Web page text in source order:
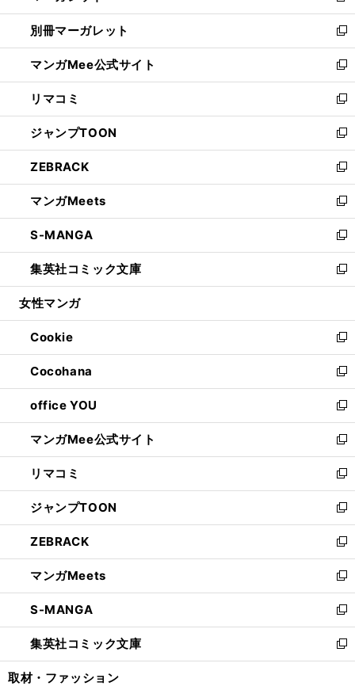
開
く
ウ
で
開
く
ウ
ィ
ン
ド
ウ
で
開
く
し
い
ウ
ィ
ン
ド
ウ
で
開
く
別冊マーガレット
新
し
い
ウ
ィ
ン
ド
ウ
で
開
く
マンガMee公式サイト
新
し
い
ウ
ィ
ン
ド
ウ
で
開
く
リマコミ
新
し
い
ウ
ィ
ン
ド
ウ
で
開
く
ジャンプTOON
新
し
い
ウ
ィ
ン
ド
ウ
で
開
ZEBRACK
新
し
い
ウ
ィ
ン
ド
ウ
開
く
マンガMeets
新
し
い
ウ
ィ
ン
ウ
で
開
く
S-MANGA
新
し
い
ウ
ン
ド
ウ
で
開
く
集英社コミック文庫
新
し
ウ
ィ
ン
ド
ウ
で
開
く
女性マンガ
Cookie
新
し
い
ウ
ィ
ン
ド
ウ
で
開
く
Cocohana
新
し
い
ウ
ィ
ン
ド
ウ
で
開
く
office YOU
新
し
い
ウ
ィ
ン
ド
ウ
で
開
く
マンガMee公式サイト
新
し
い
ウ
ィ
ン
ド
ウ
で
開
く
リマコミ
新
し
い
ウ
ィ
ン
ド
ウ
で
開
く
ジャンプTOON
新
し
い
ウ
ィ
ン
ド
ウ
で
開
ZEBRACK
新
し
い
ウ
ィ
ン
ド
ウ
マンガMeets
新
し
い
ウ
ィ
ン
S-MANGA
新
し
い
ウ
集英社コミック文庫
新
し
取材・ファッション